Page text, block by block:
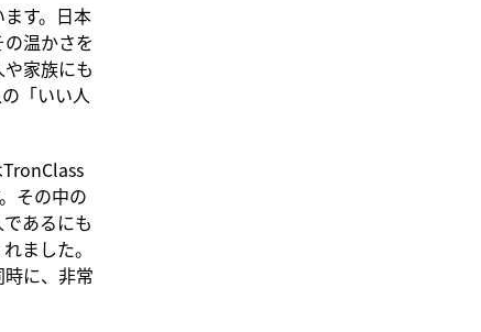
す。日本
温かさを
家族にも
「いい人
その中の
あるにも
ました。
に、非常